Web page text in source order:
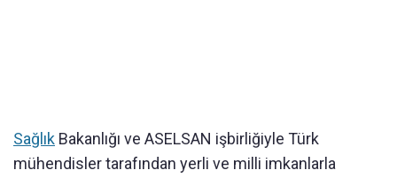
Sağlık Bakanlığı ve ASELSAN işbirliğiyle Türk
mühendisler tarafından yerli ve milli imkanlarla